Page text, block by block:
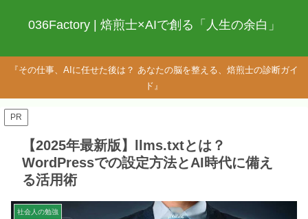
036Factory | 焙煎士×AIで創る「人生の余白」
『その仕事、AIに任せた後は？ あなたの脳を整える、焙煎士の診断ガイ
ド』
PR
【2025年最新版】llms.txtとは？
WordPressでの設定方法とAI時代に備え
る活用術
社会人の勉強